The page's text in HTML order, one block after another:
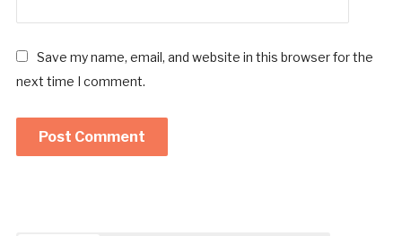
Save my name, email, and website in this browser for the
next time I comment.